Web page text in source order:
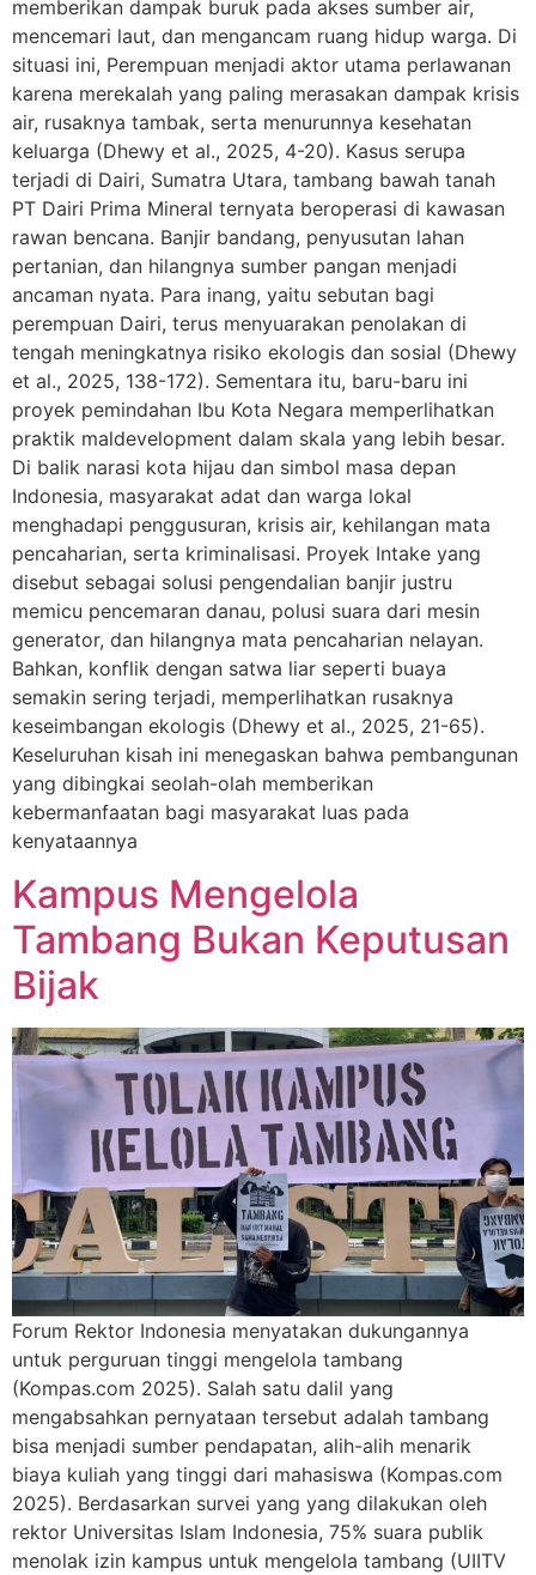
memberikan dampak buruk pada akses sumber air,
mencemari laut, dan mengancam ruang hidup warga. Di
situasi ini, Perempuan menjadi aktor utama perlawanan
karena merekalah yang paling merasakan dampak krisis
air, rusaknya tambak, serta menurunnya kesehatan
keluarga (Dhewy et al., 2025, 4-20). Kasus serupa
terjadi di Dairi, Sumatra Utara, tambang bawah tanah
PT Dairi Prima Mineral ternyata beroperasi di kawasan
rawan bencana. Banjir bandang, penyusutan lahan
pertanian, dan hilangnya sumber pangan menjadi
ancaman nyata. Para inang, yaitu sebutan bagi
perempuan Dairi, terus menyuarakan penolakan di
tengah meningkatnya risiko ekologis dan sosial (Dhewy
et al., 2025, 138-172). Sementara itu, baru-baru ini
proyek pemindahan Ibu Kota Negara memperlihatkan
praktik maldevelopment dalam skala yang lebih besar.
Di balik narasi kota hijau dan simbol masa depan
Indonesia, masyarakat adat dan warga lokal
menghadapi penggusuran, krisis air, kehilangan mata
pencaharian, serta kriminalisasi. Proyek Intake yang
disebut sebagai solusi pengendalian banjir justru
memicu pencemaran danau, polusi suara dari mesin
generator, dan hilangnya mata pencaharian nelayan.
Bahkan, konflik dengan satwa liar seperti buaya
semakin sering terjadi, memperlihatkan rusaknya
keseimbangan ekologis (Dhewy et al., 2025, 21-65).
Keseluruhan kisah ini menegaskan bahwa pembangunan
yang dibingkai seolah-olah memberikan
kebermanfaatan bagi masyarakat luas pada
kenyataannya
Kampus Mengelola
Tambang Bukan Keputusan
Bijak
Forum Rektor Indonesia menyatakan dukungannya
untuk perguruan tinggi mengelola tambang
(Kompas.com 2025). Salah satu dalil yang
mengabsahkan pernyataan tersebut adalah tambang
bisa menjadi sumber pendapatan, alih-alih menarik
biaya kuliah yang tinggi dari mahasiswa (Kompas.com
2025). Berdasarkan survei yang yang dilakukan oleh
rektor Universitas Islam Indonesia, 75% suara publik
menolak izin kampus untuk mengelola tambang (UIITV